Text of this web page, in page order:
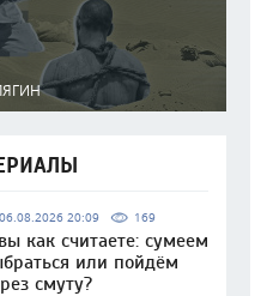
06.08.2026 20:09 169
как считаете: сумеем
или пойдём
смуту?